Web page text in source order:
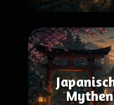
Mythen